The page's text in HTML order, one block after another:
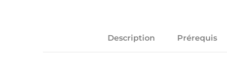
Description Prérequis